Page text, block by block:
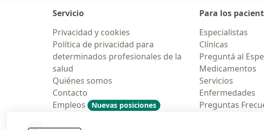
Servicio
Privacidad y cookies
Política de privacidad para
determinados profesionales de la
salud
Quiénes somos
Contacto
Empleos
Nuevas posiciones
Para los
Especialistas
Clínicas
Preguntá al
Medicamentos
Servicios
Enfermedades
Preguntas